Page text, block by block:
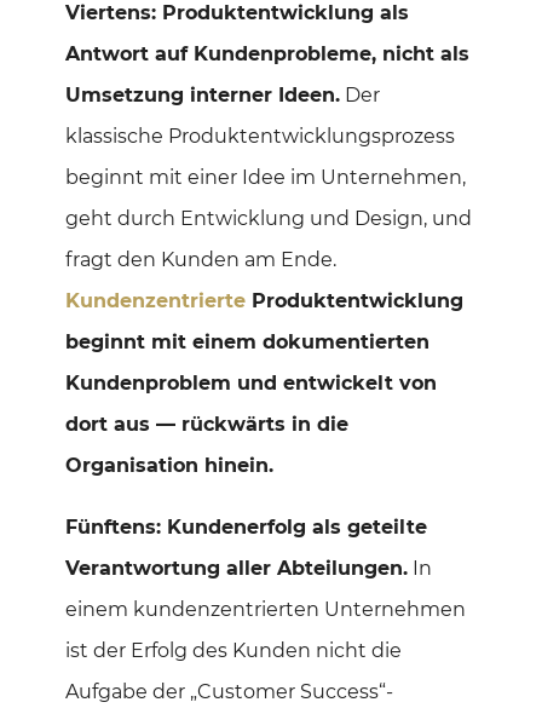
Viertens: Produktentwicklung als
Antwort auf Kundenprobleme, nicht als
Umsetzung interner Ideen.Der
klassische Produktentwicklungsprozess
beginnt mit einer Idee im Unternehmen,
geht durch Entwicklung und Design, und
fragt den Kunden am Ende.
KundenzentrierteProduktentwicklung
beginnt mit einem dokumentierten
Kundenproblem und entwickelt von
dort aus — rückwärts in die
Organisation hinein.
Fünftens: Kundenerfolg als geteilte
Verantwortung aller Abteilungen.In
einem kundenzentrierten Unternehmen
ist der Erfolg des Kunden nicht die
Aufgabe der „Customer Success“-